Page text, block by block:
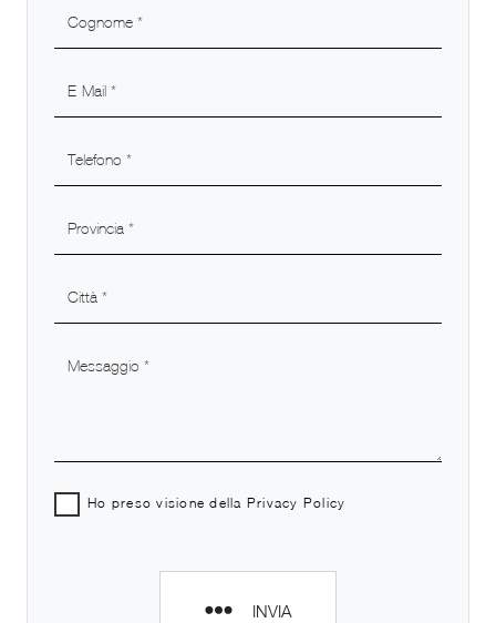
Ho preso visione della Privacy Policy
INVIA